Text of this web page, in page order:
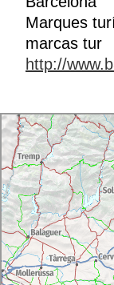
Marques
marcas tur
http://